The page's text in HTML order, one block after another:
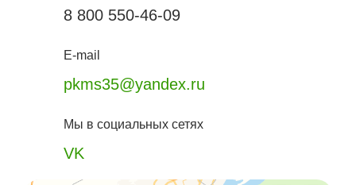
8 800 550-46-09
E-mail
pkms35@yandex.ru
Мы в социальных сетях
VK